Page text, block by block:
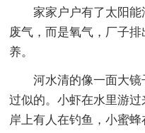
家家户户有了太阳
废气，而是氧气，厂子
养。
河水清的像一面大
过似的。小虾在水里游
岸上有人在钓鱼，小蜜蜂